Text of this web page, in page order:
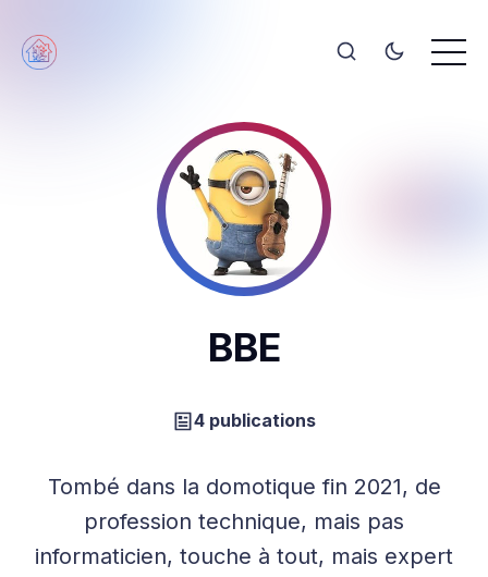
BBE
4 publications
Tombé dans la domotique fin 2021, de
profession technique, mais pas
informaticien, touche à tout, mais expert